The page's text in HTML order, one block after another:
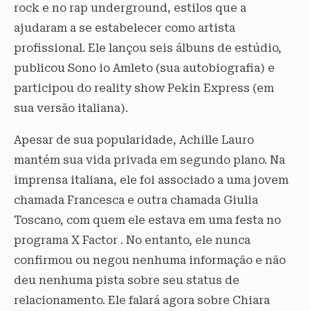
rock e no rap underground, estilos que a
ajudaram a se estabelecer como artista
profissional. Ele lançou seis álbuns de estúdio,
publicou Sono io Amleto (sua autobiografia) e
participou do reality show Pekin Express (em
sua versão italiana).
Apesar de sua popularidade, Achille Lauro
mantém sua vida privada em segundo plano. Na
imprensa italiana, ele foi associado a uma jovem
chamada Francesca e outra chamada Giulia
Toscano, com quem ele estava em uma festa no
programa X Factor . No entanto, ele nunca
confirmou ou negou nenhuma informação e não
deu nenhuma pista sobre seu status de
relacionamento. Ele falará agora sobre Chiara